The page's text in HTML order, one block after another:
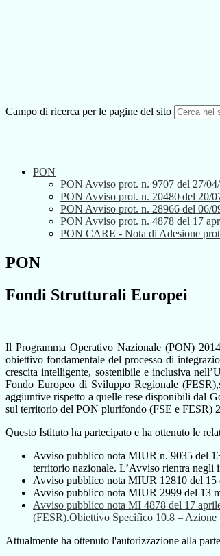
Campo di ricerca per le pagine del sito
PON
PON Avviso prot. n. 9707 del 27/
PON Avviso prot. n. 20480 del 20/
PON Avviso prot. n. 28966 del 06/
PON Avviso prot. n. 4878 del 17
PON CARE - Nota di Adesione
PON
Fondi Strutturali Europei
Il Programma Operativo Nazionale (PON)
obiettivo fondamentale del processo di
crescita intelligente, sostenibile e inclusiva
Fondo Europeo di Sviluppo Regionale
aggiuntive rispetto a quelle rese disponibili dal
sul territorio del PON plurifondo (FSE e FESR)
Questo Istituto ha partecipato e ha ottenuto le
Avviso pubblico nota MIUR n. 9035 del
territorio nazionale. L’Avviso rientra negli
Avviso pubblico nota MIUR 12810 del 15
Avviso pubblico nota MIUR 2999 del 13
Avviso pubblico nota MI 4878 del 17
(FESR).Obiettivo Specifico 10.8 – Azione
Attualmente ha ottenuto l'autorizzazione alla